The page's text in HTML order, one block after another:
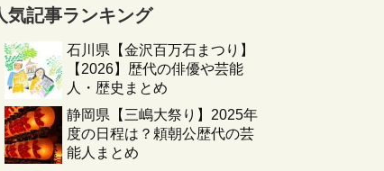
気記事ランキング
石川県【金沢百万石まつり】
【2026】歴代の俳優や芸能
人・歴史まとめ
静岡県【三嶋大祭り】2025年
度の日程は？頼朝公歴代の芸
能人まとめ